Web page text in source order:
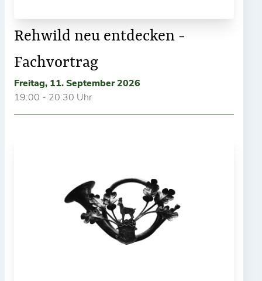
Rehwild neu entdecken -
Fachvortrag
Freitag, 11. September 2026
19:00 - 20:30 Uhr